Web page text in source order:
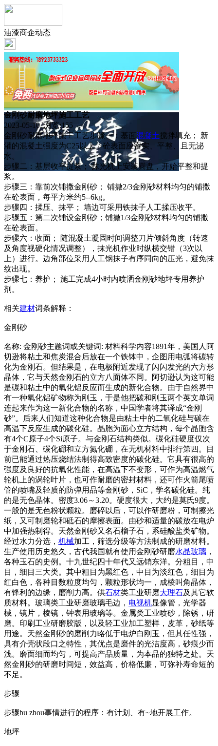
油漆商企动态
金刚砂耐磨地坪施工工艺
2023-05-10 浏览:155
金刚砂耐磨地坪施工工艺步骤一：基面混凝土搅拌填充； 新
灌的混凝土强度为C25以上，砼表面应密实、平整、且无泌
水。
步骤二：基层收平提浆； 抹光机上安装圆盘，开始平整和提
浆。
步骤三：靠前次铺撒金刚砂； 铺撒2/3金刚砂材料均匀的铺撒
在砼表面，每平方米约5--6kg。
步骤四：揉压、抹平； 墙边可采用铁抹子人工揉压收平。
步骤五：第二次铺设金刚砂；铺撒1/3金刚砂材料均匀的铺撒
在砼表面。
步骤六：收面； 随混凝土凝固时间调整刀片倾斜角度（转速
及角度视硬化情况调整），抹光机作业时纵横交错（3次以
上）进行。边角部位采用人工钢抹子有序同向的压光，避免抹
纹出现。
步骤七：养护； 施工完成4小时内喷洒金刚砂地坪专用养护
剂。
相关建材词条解释：
金刚砂
名称: 金刚砂主题词或关键词: 材料科学内容1891年，美国人阿
切逊将粘土和焦炭混合后放在一个铁钵中，企图用电弧将碳转
化为金刚石。但结果是，在电极附近发现了闪闪发光的六方形
晶体，它与天然金刚石的立方八面体不同。阿切逊认为这可能
是碳和粘土中的氧化铝反应而生成的新化合物。由于自然界中
有一种氧化铝矿物称为刚玉，于是他把碳和刚玉两个英文单词
连起来作为这一新化合物的名称，中国学者将其译成“金刚
砂”。后来人们知道这种化合物是由粘土中的二氧化硅与碳在
高温下反应生成的碳化硅。晶胞为面心立方结构，每个晶胞含
有4个C原子4个Si原子。与金刚石结构类似。碳化硅硬度仅次
于金刚石、碳化硼和立方氮化硼，在无机材料中排行第四。目
前已能通过热压烧结法制得高致密度的碳化硅。它具有很高的
强度及良好的抗氧化性能，在高温下不变形，可作为高温燃气
轮机上的涡轮叶片，也可作耐磨的密封材料，还可作火箭尾喷
管的喷嘴及轻质的防弹用品等金刚砂，SiC，学名碳化硅。纯
的是无色晶体。密度3.06～3.20。硬度很大，大约是莫氏9度。
一般的是无色粉状颗粒。磨碎以后，可以作研磨粉，可制擦光
纸，又可制磨轮和砥石的摩擦表面。由砂和适量的碳放在电炉
中加强热制得。天然金刚砂又名石榴子石，系硅酸盐类矿物。
经过水力分选， 机械加工，筛选分级等方法制成的研磨材料。
生产使用历史悠久，古代我国就有使用金刚砂研磨水晶玻璃 ，
各种玉石的史例。十九世纪四十年代又远销东洋。分粗目，中
目，细目三大类。其中粗目为黑红色，中目为淡红色，细目为
红白色，各种目数粒度均匀，颗粒形状均一，成棱叫角晶体，
有锋利的边缘，磨削力高。供石材类工业研磨大理石及其它软
质材料。玻璃类工业研磨玻璃毛边， 电视机显像管，光学器
械，镜片，棱镜，钟表用玻璃等。金属类工业喷砂，除锈，研
磨。印刷工业研磨胶版，以及轻工业加工塑样，皮革，砂纸等
用途。天然金刚砂的磨削力略低于电炉白刚玉，但其任性强，
具有介壳状段口之特性，其优点是磨件的光洁度高，砂痕少而
浅。磨面细而均匀，可提高产品质量，为本品的独特之处。天
然金刚砂的研磨时间短，效益高，价格低廉，可弥补寿命短的
不足。
步骤
步骤bu zhou事情进行的程序：有计划、有~地开展工作。
地坪